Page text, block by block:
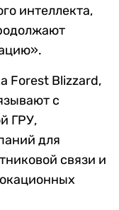
интеллекта,
Forest Blizzard,
с
ГРУ,
для
связи и